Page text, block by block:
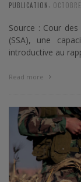
PUBLICATION
Source : Cour
(SSA), une
introductive au
Read more